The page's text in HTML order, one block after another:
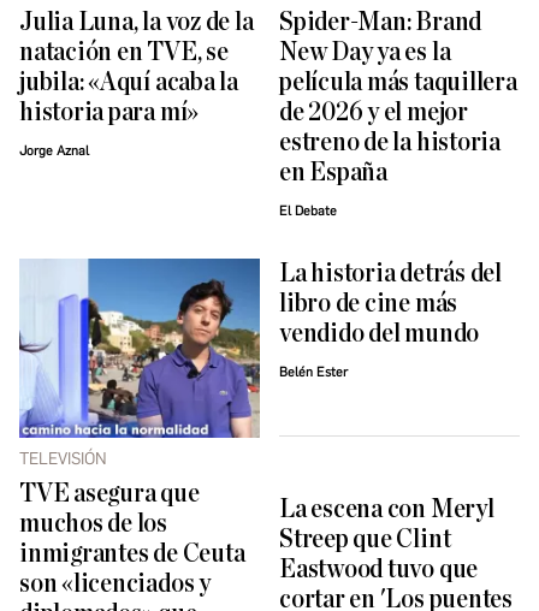
Julia Luna, la voz de la
natación en TVE, se
jubila: «Aquí acaba la
historia para mí»
Jorge Aznal
Spider-Man: Brand
New Day ya es la
película más taquillera
de 2026 y el mejor
estreno de la historia
en España
El Debate
TELEVISIÓN
TVE asegura que
muchos de los
inmigrantes de Ceuta
son «licenciados y
La historia detrás del
libro de cine más
vendido del mundo
Belén Ester
La escena con Meryl
Streep que Clint
Eastwood tuvo que
cortar en 'Los puentes